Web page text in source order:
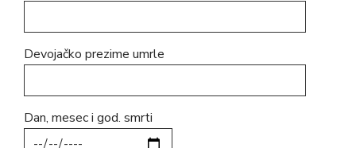
управа
Привреда
Туризам
Документи
Devojačko prezime umrle
Dan, mesec i god. smrti